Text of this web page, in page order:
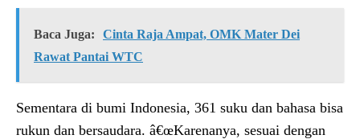
Baca Juga:
Cinta Raja Ampat, OMK Mater Dei
Rawat Pantai WTC
Sementara di bumi Indonesia, 361 suku dan bahasa bisa
rukun dan bersaudara. â€œKarenanya, sesuai dengan